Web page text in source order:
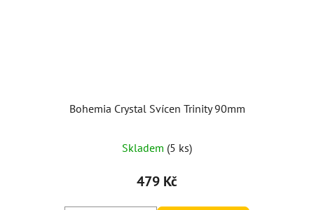
Bohemia Crystal Svícen Trinity 90mm
Skladem (5 ks)
479 Kč